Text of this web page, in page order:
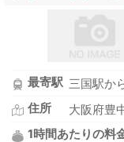
最寄駅 三国駅か
住所
大阪府豊
1時間あたりの料